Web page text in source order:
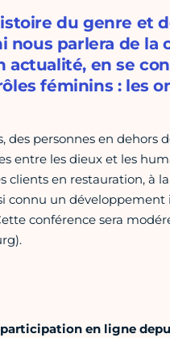
du genre et
nous parlera de la
actualité, en se
féminins : les
des personnes en
entre les dieux et les
clients en restauration,
connu un
conférence sera
en ligne